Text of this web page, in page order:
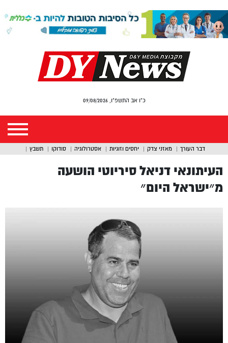
כ"ו אב התשפ"ו, 09/08/2026
דבר העורך מאזני צדק יחסים וזוגיות אסטרולוגיה סודוקו תשבץ
העיתונאי דניאל סיריוטי הושעה
מ״ישראל היום״